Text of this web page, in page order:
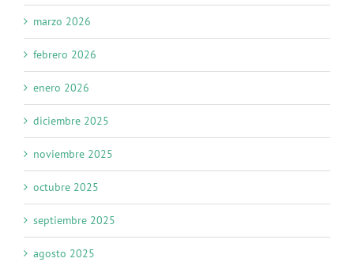
marzo 2026
febrero 2026
enero 2026
diciembre 2025
noviembre 2025
octubre 2025
septiembre 2025
agosto 2025